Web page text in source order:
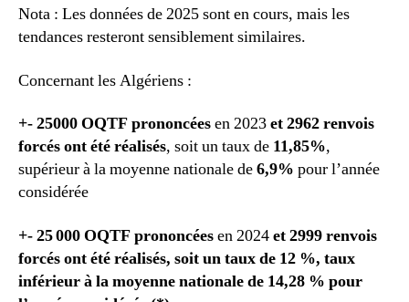
Nota : Les données de 2025 sont en cours, mais les
tendances resteront sensiblement similaires.
Concernant les Algériens :
+- 25000 OQTF prononcéesen 2023et 2962renvois
forcés ont été réalisés, soit un taux de 11,85%,
supérieur à la moyenne nationale de6,9% pour l’année
considérée
+- 25 000 OQTF prononcéesen 2024et 2999 renvois
forcés ont été réalisés, soit un taux de 12 %, taux
inférieur à la moyenne nationale de 14,28 % pour